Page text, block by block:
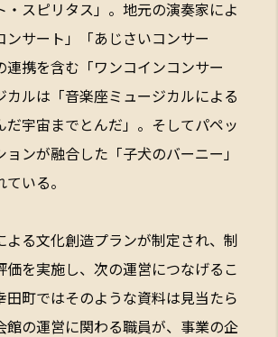
・スピリタス」。地元の演奏家によ
ンサート」「あじさいコンサー
連携を含む「ワンコインコンサー
カルは「音楽座ミュージカルによる
だ宇宙までとんだ」。そしてパペッ
ョンが融合した「子犬のバーニー」
いる。
よる文化創造プランが制定され、制
価を実施し、次の運営につなげるこ
田町ではそのような資料は見当たら
館の運営に関わる職員が、事業の企